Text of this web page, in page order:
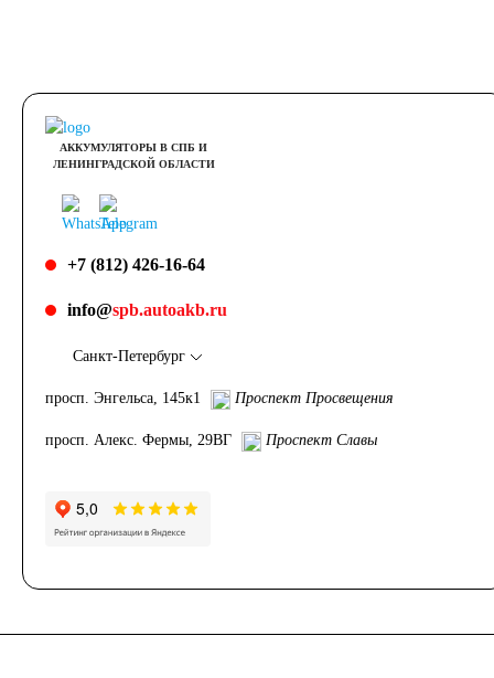
АККУМУЛЯТОРЫ В СПБ И
ЛЕНИНГРАДСКОЙ ОБЛАСТИ
+7 (812) 426-16-64
info@spb.autoakb.ru
Санкт-Петербург
просп. Энгельса, 145к1 Проспект Просвещения
просп. Алекс. Фермы, 29ВГ Проспект Славы